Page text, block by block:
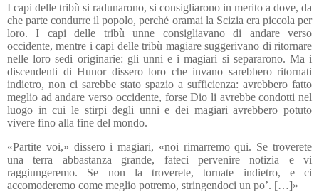
I capi delle tribù si radunarono, si consigliarono in merito a dove, da
che parte condurre il popolo, perché oramai la Scizia era piccola per
loro. I capi delle tribù unne consigliavano di andare verso
occidente, mentre i capi delle tribù magiare suggerivano di ritornare
nelle loro sedi originarie: gli unni e i magiari si separarono. Ma i
discendenti di Hunor dissero loro che invano sarebbero ritornati
indietro, non ci sarebbe stato spazio a sufficienza: avrebbero fatto
meglio ad andare verso occidente, forse Dio li avrebbe condotti nel
luogo in cui le stirpi degli unni e dei magiari avrebbero potuto
vivere fino alla fine del mondo.
«Partite voi,» dissero i magiari, «noi rimarremo qui. Se troverete
una terra abbastanza grande, fateci pervenire notizia e vi
raggiungeremo. Se non la troverete, tornate indietro, e ci
accomoderemo come meglio potremo, stringendoci un po’. […]»